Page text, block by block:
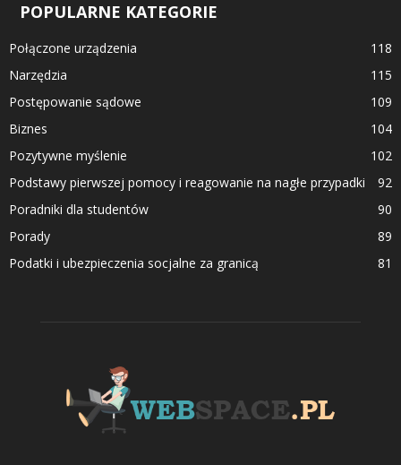
POPULARNE KATEGORIE
Połączone urządzenia
118
Narzędzia
115
Postępowanie sądowe
109
Biznes
104
Pozytywne myślenie
102
Podstawy pierwszej pomocy i reagowanie na nagłe przypadki
92
Poradniki dla studentów
90
Porady
89
Podatki i ubezpieczenia socjalne za granicą
81